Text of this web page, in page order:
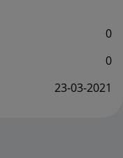
0
0
‎23-03-2021